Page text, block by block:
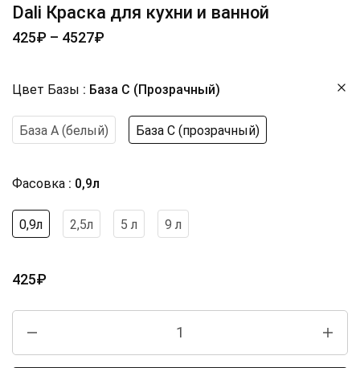
Dali Краска для кухни и ванной
425₽ – 4527₽
Цвет Базы База С (прозрачный)
База А (белый) База С (прозрачный)
Фасовка 0,9л
0,9л 2,5л 5 л 9 л
425₽